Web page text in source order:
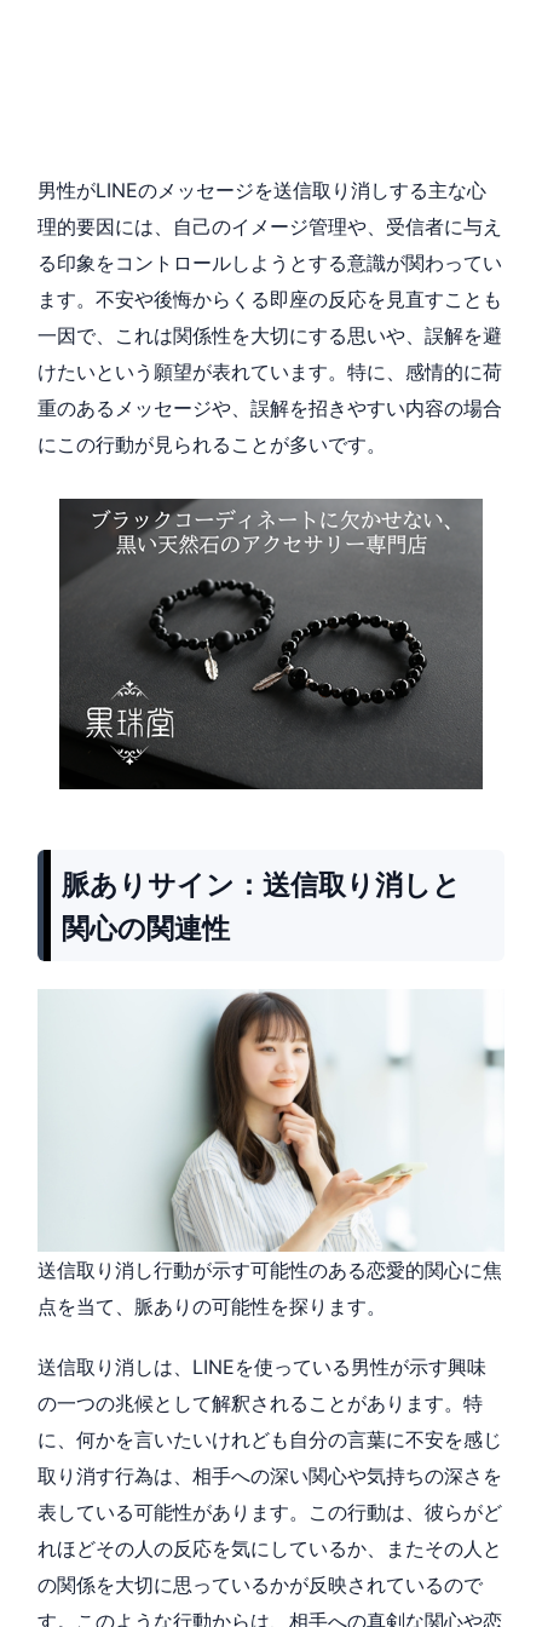
男性がLINEのメッセージを送信取り消しする主な心
理的要因には、自己のイメージ管理や、受信者に与え
る印象をコントロールしようとする意識が関わってい
ます。不安や後悔からくる即座の反応を見直すことも
一因で、これは関係性を大切にする思いや、誤解を避
けたいという願望が表れています。特に、感情的に荷
重のあるメッセージや、誤解を招きやすい内容の場合
にこの行動が見られることが多いです。
脈ありサイン：送信取り消しと
関心の関連性
送信取り消し行動が示す可能性のある恋愛的関心に焦
点を当て、脈ありの可能性を探ります。
送信取り消しは、LINEを使っている男性が示す興味
の一つの兆候として解釈されることがあります。特
に、何かを言いたいけれども自分の言葉に不安を感じ
取り消す行為は、相手への深い関心や気持ちの深さを
表している可能性があります。この行動は、彼らがど
れほどその人の反応を気にしているか、またその人と
の関係を大切に思っているかが反映されているので
す。このような行動からは、相手への真剣な関心や恋